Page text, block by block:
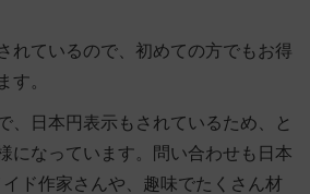
れているので、初めての方でもお得
す。
、日本円表示もされているため、と
になっています。問い合わせも日本
ド作家さんや、趣味でたくさん材